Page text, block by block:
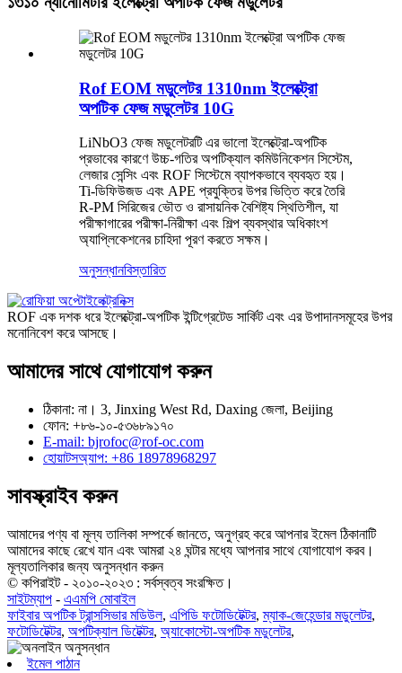
Rof EOM মডুলেটর 1310nm ইলেক্ট্রো
অপটিক ফেজ মডুলেটর 10G
LiNbO3 ফেজ মডুলেটরটি এর ভালো ইলেক্ট্রো-অপটিক
প্রভাবের কারণে উচ্চ-গতির অপটিক্যাল কমিউনিকেশন সিস্টেম,
লেজার সেন্সিং এবং ROF সিস্টেমে ব্যাপকভাবে ব্যবহৃত হয়।
Ti-ডিফিউজড এবং APE প্রযুক্তির উপর ভিত্তি করে তৈরি
R-PM সিরিজের ভৌত ও রাসায়নিক বৈশিষ্ট্য স্থিতিশীল, যা
পরীক্ষাগারের পরীক্ষা-নিরীক্ষা এবং শিল্প ব্যবস্থার অধিকাংশ
অ্যাপ্লিকেশনের চাহিদা পূরণ করতে সক্ষম।
অনুসন্ধানবিস্তারিত
ROF এক দশক ধরে ইলেক্ট্রো-অপটিক ইন্টিগ্রেটেড সার্কিট এবং এর উপাদানসমূহের উপর
মনোনিবেশ করে আসছে।
আমাদের সাথে যোগাযোগ করুন
ঠিকানা: না। 3, Jinxing West Rd, Daxing জেলা, Beijing
ফোন: +৮৬-১০-৫৩৬৮৯১৭০
E-mail: bjrofoc@rof-oc.com
হোয়াটসঅ্যাপ: +86 18978968297
সাবস্ক্রাইব করুন
আমাদের পণ্য বা মূল্য তালিকা সম্পর্কে জানতে, অনুগ্রহ করে আপনার ইমেল ঠিকানাটি
আমাদের কাছে রেখে যান এবং আমরা ২৪ ঘন্টার মধ্যে আপনার সাথে যোগাযোগ করব।
মূল্যতালিকার জন্য অনুসন্ধান করুন
© কপিরাইট - ২০১০-২০২৩ : সর্বস্বত্ব সংরক্ষিত।
সাইটম্যাপ - এএমপি মোবাইল
ফাইবার অপটিক ট্রান্সসিভার মডিউল, এপিডি ফটোডিটেক্টর,ম্যাক-জেহেন্ডার মডুলেটর,
ফটোডিটেক্টর, অপটিক্যাল ডিটেক্টর, অ্যাকোস্টো-অপটিক মডুলেটর,
ইমেল পাঠান